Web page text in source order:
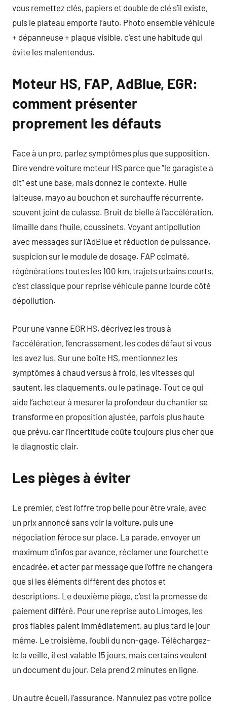
vous remettez clés, papiers et double de clé s’il existe,
puis le plateau emporte l’auto. Photo ensemble véhicule
+ dépanneuse + plaque visible, c’est une habitude qui
évite les malentendus.
Moteur HS, FAP, AdBlue, EGR:
comment présenter
proprement les défauts
Face à un pro, parlez symptômes plus que supposition.
Dire vendre voiture moteur HS parce que “le garagiste a
dit” est une base, mais donnez le contexte. Huile
laiteuse, mayo au bouchon et surchauffe récurrente,
souvent joint de culasse. Bruit de bielle à l’accélération,
limaille dans l’huile, coussinets. Voyant antipollution
avec messages sur l’AdBlue et réduction de puissance,
suspicion sur le module de dosage. FAP colmaté,
régénérations toutes les 100 km, trajets urbains courts,
c’est classique pour reprise véhicule panne lourde côté
dépollution.
Pour une vanne EGR HS, décrivez les trous à
l’accélération, l’encrassement, les codes défaut si vous
les avez lus. Sur une boîte HS, mentionnez les
symptômes à chaud versus à froid, les vitesses qui
sautent, les claquements, ou le patinage. Tout ce qui
aide l’acheteur à mesurer la profondeur du chantier se
transforme en proposition ajustée, parfois plus haute
que prévu, car l’incertitude coûte toujours plus cher que
le diagnostic clair.
Les pièges à éviter
Le premier, c’est l’offre trop belle pour être vraie, avec
un prix annoncé sans voir la voiture, puis une
négociation féroce sur place. La parade, envoyer un
maximum d’infos par avance, réclamer une fourchette
encadrée, et acter par message que l’offre ne changera
que si les éléments diffèrent des photos et
descriptions. Le deuxième piège, c’est la promesse de
paiement différé. Pour une reprise auto Limoges, les
pros fiables paient immédiatement, au plus tard le jour
même. Le troisième, l’oubli du non-gage. Téléchargez-
le la veille, il est valable 15 jours, mais certains veulent
un document du jour. Cela prend 2 minutes en ligne.
Un autre écueil, l’assurance. N’annulez pas votre police